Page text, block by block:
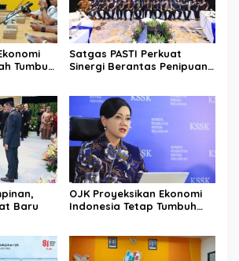
Tumbuh
Satgas PASTI Perkuat
Sinergi Berantas Penipuan
Baru
OJK Proyeksikan Ekonomi
Indonesia Tetap Tumbuh